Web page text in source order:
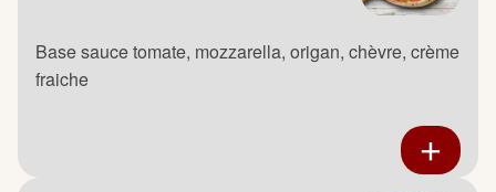
Base sauce tomate, mozzarella, origan, chèvre, crème
fraiche